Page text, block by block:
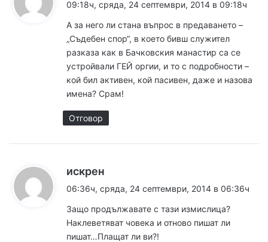
а
:
09:18ч, сряда, 24 септември, 2014 в 09:18ч
А за него ли стана въпрос в предаването –
„Съдебен спор“, в което бивш служител
разказа как в Бачковския манастир са се
устройвали ГЕЙ оргии, и то с подробности –
кой бил активен, кой пасивен, даже и назова
имена? Срам!
Отговор
искрен
а
:
06:36ч, сряда, 24 септември, 2014 в 06:36ч
Защо продължавате с тази измислица?
Наклеветяват човека и отново пишат ли
пишат…Плащат ли ви?!